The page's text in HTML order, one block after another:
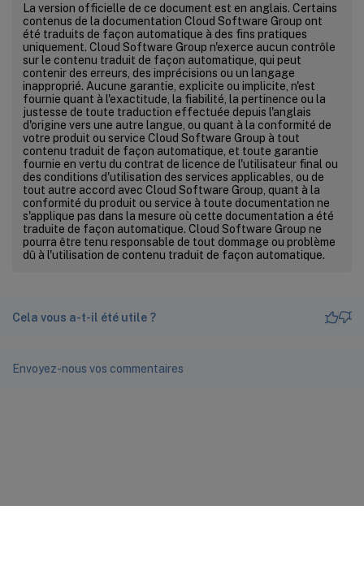
La version officielle de ce document est en anglais. Certains
contenus de la documentation Cloud Software Group ont
été traduits de façon automatique à des fins pratiques
uniquement. Cloud Software Group n'exerce aucun contrôle
sur le contenu traduit de façon automatique, qui peut
contenir des erreurs, des imprécisions ou un langage
inapproprié. Aucune garantie, explicite ou implicite, n'est
fournie quant à l'exactitude, la fiabilité, la pertinence ou la
justesse de toute traduction effectuée depuis l'anglais
d'origine vers une autre langue, ou quant à la conformité de
votre produit ou service Cloud Software Group à tout
contenu traduit de façon automatique, et toute garantie
fournie en vertu du contrat de licence de l'utilisateur final ou
des conditions d'utilisation des services applicables, ou de
tout autre accord avec Cloud Software Group, quant à la
conformité du produit ou service à toute documentation ne
s'applique pas dans la mesure où cette documentation a été
traduite de façon automatique. Cloud Software Group ne
pourra être tenu responsable de tout dommage ou problème
dû à l'utilisation de contenu traduit de façon automatique.
Cela vous a-t-il été utile ?
Envoyez-nous vos commentaires